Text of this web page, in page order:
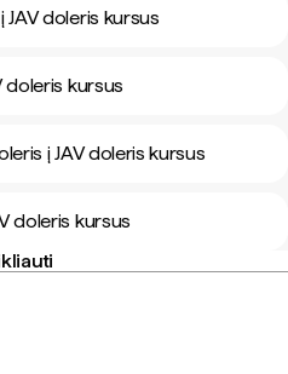
JAV doleris kursus
doleris kursus
į JAV doleris kursus
doleris kursus